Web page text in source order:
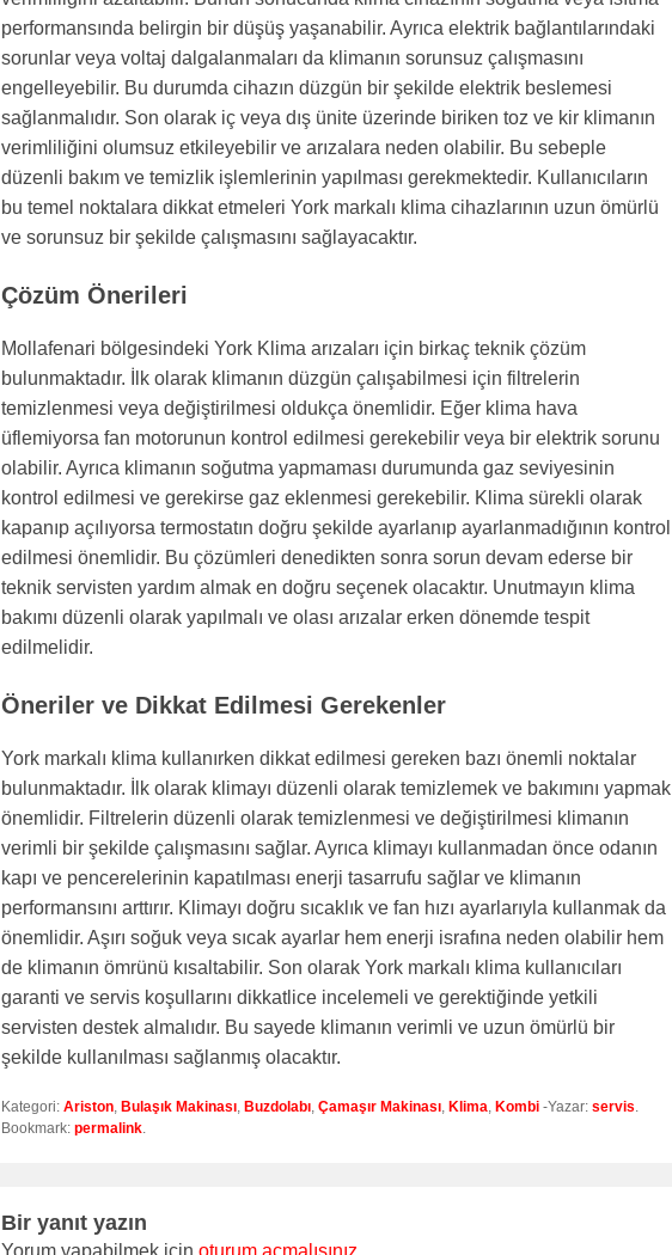
performansında belirgin bir düşüş yaşanabilir. Ayrıca elektrik bağlantılarındaki
sorunlar veya voltaj dalgalanmaları da klimanın sorunsuz çalışmasını
engelleyebilir. Bu durumda cihazın düzgün bir şekilde elektrik beslemesi
sağlanmalıdır. Son olarak iç veya dış ünite üzerinde biriken toz ve kir klimanın
verimliliğini olumsuz etkileyebilir ve arızalara neden olabilir. Bu sebeple
düzenli bakım ve temizlik işlemlerinin yapılması gerekmektedir. Kullanıcıların
bu temel noktalara dikkat etmeleri York markalı klima cihazlarının uzun ömürlü
ve sorunsuz bir şekilde çalışmasını sağlayacaktır.
Çözüm Önerileri
Mollafenari bölgesindeki York Klima arızaları için birkaç teknik çözüm
bulunmaktadır. İlk olarak klimanın düzgün çalışabilmesi için filtrelerin
temizlenmesi veya değiştirilmesi oldukça önemlidir. Eğer klima hava
üflemiyorsa fan motorunun kontrol edilmesi gerekebilir veya bir elektrik sorunu
olabilir. Ayrıca klimanın soğutma yapmaması durumunda gaz seviyesinin
kontrol edilmesi ve gerekirse gaz eklenmesi gerekebilir. Klima sürekli olarak
kapanıp açılıyorsa termostatın doğru şekilde ayarlanıp ayarlanmadığının kontrol
edilmesi önemlidir. Bu çözümleri denedikten sonra sorun devam ederse bir
teknik servisten yardım almak en doğru seçenek olacaktır. Unutmayın klima
bakımı düzenli olarak yapılmalı ve olası arızalar erken dönemde tespit
edilmelidir.
Öneriler ve Dikkat Edilmesi Gerekenler
York markalı klima kullanırken dikkat edilmesi gereken bazı önemli noktalar
bulunmaktadır. İlk olarak klimayı düzenli olarak temizlemek ve bakımını yapmak
önemlidir. Filtrelerin düzenli olarak temizlenmesi ve değiştirilmesi klimanın
verimli bir şekilde çalışmasını sağlar. Ayrıca klimayı kullanmadan önce odanın
kapı ve pencerelerinin kapatılması enerji tasarrufu sağlar ve klimanın
performansını arttırır. Klimayı doğru sıcaklık ve fan hızı ayarlarıyla kullanmak da
önemlidir. Aşırı soğuk veya sıcak ayarlar hem enerji israfına neden olabilir hem
de klimanın ömrünü kısaltabilir. Son olarak York markalı klima kullanıcıları
garanti ve servis koşullarını dikkatlice incelemeli ve gerektiğinde yetkili
servisten destek almalıdır. Bu sayede klimanın verimli ve uzun ömürlü bir
şekilde kullanılması sağlanmış olacaktır.
Kategori: Ariston, Bulaşık Makinası, Buzdolabı, Çamaşır Makinası, Klima, Kombi -Yazar: servis.
Bookmark: permalink.
Bir yanıt yazın